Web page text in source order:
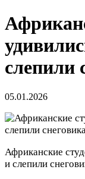
слепили
05.01.2026
Африканские
и слепили